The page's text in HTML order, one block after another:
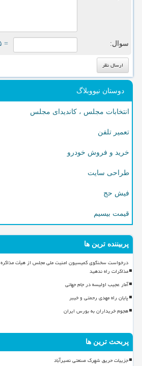
سوال: = ۵ بعلاوه ۵
دوستان نیووبلاگ
انتخابات مجلس ، کاندیدای مجلس
تعمیر تلفن
خرید و فروش خودرو
طراحی سایت
فیش حج
قیمت بیسیم
پربیننده ترین ها
درخواست سخنگوی کمیسیون امنیت ملی مجلس از هیأت مذاکره
مذاکرات راه ندهید
آمار عجیب اولیسه در جام جهانی
پایان راه مهدی رحمتی و خیبر
هجوم خریداران به بورس ایران
پربحث ترین ها
جزییات حریق شهرک صنعتی نصیرآباد